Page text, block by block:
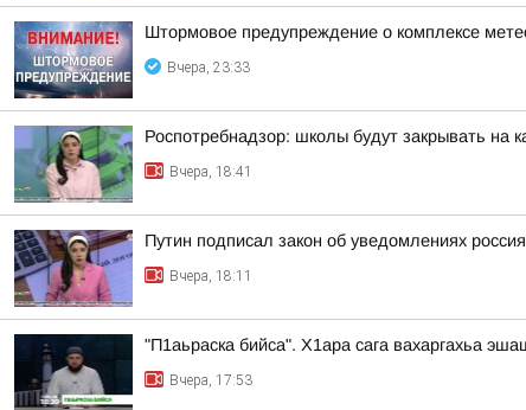
Штормовое предупреждение о комплексе
Вчера, 23:33
Роспотребнадзор: школы будут закрывать на
Вчера, 18:41
Путин подписал закон об уведомлениях
Вчера, 18:11
"П1аьраска бийса". Х1ара сага вахаргахьа
Вчера, 17:53